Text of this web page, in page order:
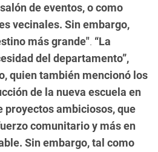
de eventos, o como
vecinales. Sin embargo,
más grande". “La
del departamento”,
quien también mencionó los
de la nueva escuela en
proyectos ambiciosos, que
comunitario y más en
Sin embargo, tal como